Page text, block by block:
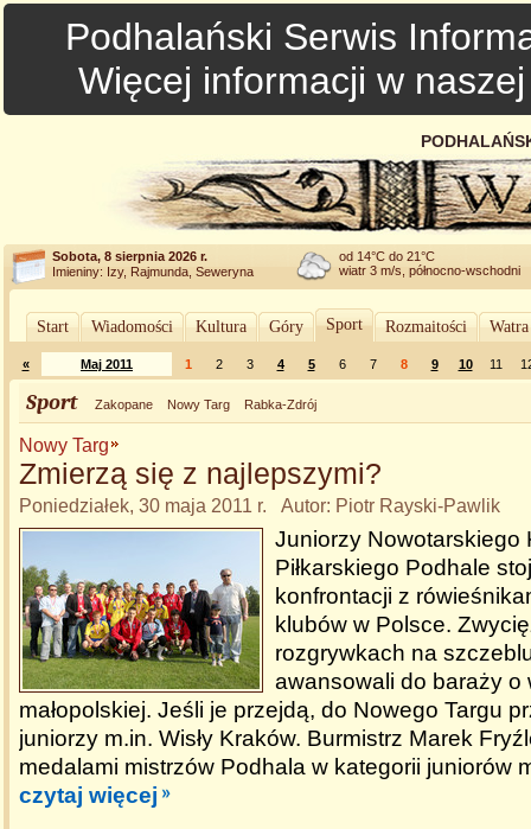
Podhalański Serwis
Więcej informacji w
Sobota, 8 sierpnia 2026 r.
Imieniny: Izy, Rajmunda, Seweryna
od 14°C do 21°C
wiatr 3 m/s, północno-wschodni
Start Wiadomości Kultura Góry Sport Rozmaitości
« Maj 2011 1 2 3 4 5 6 7 8 9 10 11
Sport Zakopane Nowy Targ Rabka-Zdrój
Nowy Targ
Zmierzą się z najlepszymi?
Poniedziałek, 30 maja 2011 r. Autor: Piotr Rayski-Pawlik
Juniorzy Nowotarskiego
Piłkarskiego Podhale
konfrontacji z
klubów w Polsce.
rozgrywkach na
awansowali do baraży o
małopolskiej. Jeśli je przejdą, do Nowego Targu
juniorzy m.in. Wisły Kraków. Burmistrz Marek
medalami mistrzów Podhala w kategorii juniorów
czytaj więcej